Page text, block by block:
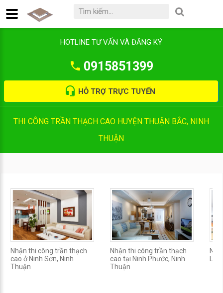
HOTLINE TƯ VẤN VÀ ĐĂNG KÝ
0915851399
HỖ TRỢ TRỰC TUYẾN
THI CÔNG TRẦN THẠCH CAO HUYỆN THUẬN BẮC, NINH
THUẬN
Nhận thi công trần thạch
cao ở Ninh Sơn, Ninh
Thuận
Nhận thi công trần thạch
cao tại Ninh Phước, Ninh
Thuận